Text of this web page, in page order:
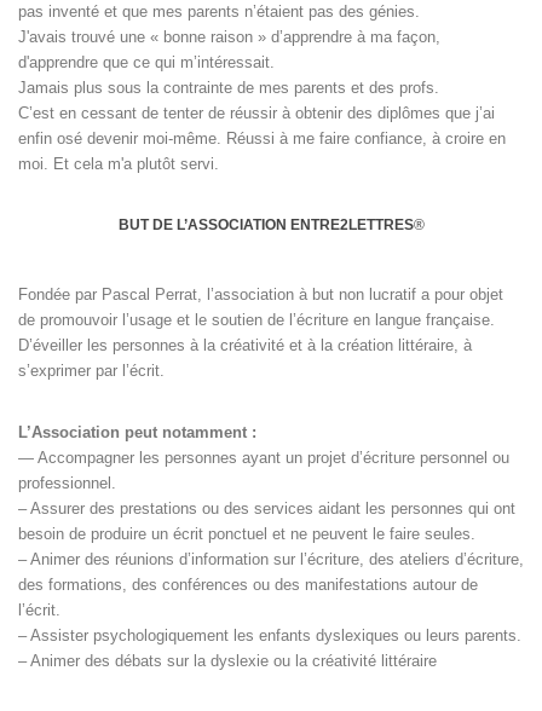
pas inventé et que mes parents n’étaient pas des génies.
J'avais trouvé une « bonne raison » d’apprendre à ma façon,
d'apprendre que ce qui m’intéressait.
Jamais plus sous la contrainte de mes parents et des profs.
C’est en cessant de tenter de réussir à obtenir des diplômes que j’ai
enfin osé devenir moi-même. Réussi à me faire confiance, à croire en
moi. Et cela m'a plutôt servi.
BUT DE L’ASSOCIATION ENTRE2LETTRES®
Fondée par Pascal Perrat, l’association à but non lucratif a pour objet
de promouvoir l’usage et le soutien de l’écriture en langue française.
D’éveiller les personnes à la créativité et à la création littéraire, à
s’exprimer par l’écrit.
L’Association peut notamment :
— Accompagner les personnes ayant un projet d’écriture personnel ou
professionnel.
– Assurer des prestations ou des services aidant les personnes qui ont
besoin de produire un écrit ponctuel et ne peuvent le faire seules.
– Animer des réunions d’information sur l’écriture, des ateliers d’écriture,
des formations, des conférences ou des manifestations autour de
l’écrit.
– Assister psychologiquement les enfants dyslexiques ou leurs parents.
– Animer des débats sur la dyslexie ou la créativité littéraire